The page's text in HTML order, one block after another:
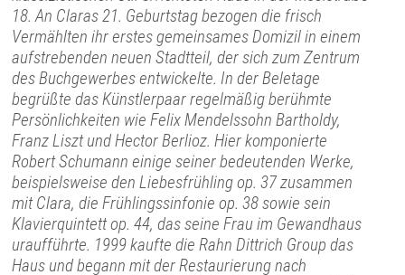
18. An Claras 21. Geburtstag bezogen die frisch
Vermählten ihr erstes gemeinsames Domizil in einem
aufstrebenden neuen Stadtteil, der sich zum Zentrum
des Buchgewerbes entwickelte. In der Beletage
begrüßte das Künstlerpaar regelmäßig berühmte
Persönlichkeiten wie Felix Mendelssohn Bartholdy,
Franz Liszt und Hector Berlioz. Hier komponierte
Robert Schumann einige seiner bedeutenden Werke,
beispielsweise den Liebesfrühling op. 37 zusammen
mit Clara, die Frühlingssinfonie op. 38 sowie sein
Klavierquintett op. 44, das seine Frau im Gewandhaus
uraufführte. 1999 kaufte die Rahn Dittrich Group das
Haus und begann mit der Restaurierung nach